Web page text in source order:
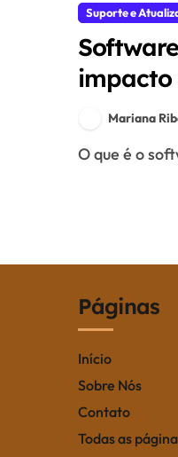
Suporte e
impacto
Mariana
O que é o
Páginas
Início
Sobre Nós
Contato
Todas as